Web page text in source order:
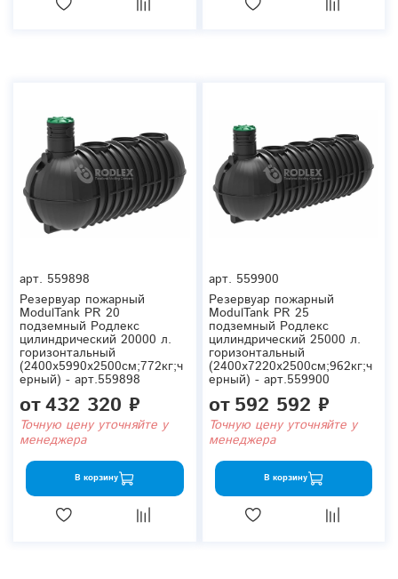
арт. 559898
Резервуар пожарный
ModulTank PR 20
подземный Родлекс
цилиндрический 20000 л.
горизонтальный
(2400x5990x2500см;772кг;ч
ерный) - арт.559898
от432 320 ₽
Точную цену уточняйте у
менеджера
В корзину
арт. 559900
Резервуар пожарный
ModulTank PR 25
подземный Родлекс
цилиндрический 25000 л.
горизонтальный
(2400x7220x2500см;962кг;ч
ерный) - арт.559900
от592 592 ₽
Точную цену уточняйте у
менеджера
В корзину